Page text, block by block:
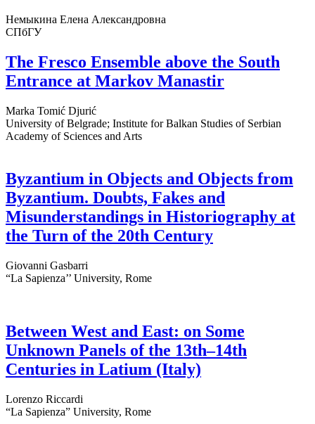
Немыкина Елена Александровна
СПбГУ
The Fresco Ensemble above the South
Entrance at Markov Manastir
Marka Tomić Djurić
University of Belgrade; Institute for Balkan Studies of Serbian
Academy of Sciences and Arts
Byzantium in Objects and Objects from
Byzantium. Doubts, Fakes and
Misunderstandings in Historiography at
the Turn of the 20th Century
Giovanni Gasbarri
“La Sapienza’’ University, Rome
Between West and East: on Some
Unknown Panels of the 13th–14th
Centuries in Latium (Italy)
Lorenzo Riccardi
“La Sapienza” University, Rome